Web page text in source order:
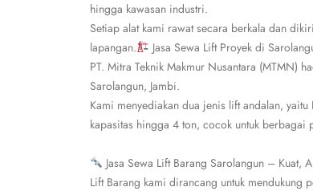
hingga kawasan industri.
Setiap alat kami rawat secara berkala dan
lapangan.
Jasa Sewa Lift Proyek di
PT. Mitra Teknik Makmur Nusantara (MTMN)
Sarolangun, Jambi.
Kami menyediakan dua jenis lift andalan,
kapasitas hingga 4 ton, cocok untuk berbagai
Jasa Sewa Lift Barang Sarolangun – Kuat,
Lift Barang kami dirancang untuk